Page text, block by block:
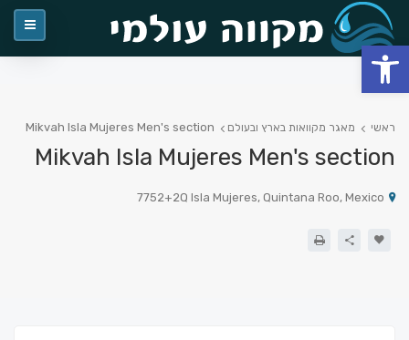
ראשי מאגר מקוואות בארץ ובעולם
Mikvah Isla Mujeres Men's section
7752+2Q Isla Mujeres, Quintana Roo, Mexico
פתח סרגל נגישות